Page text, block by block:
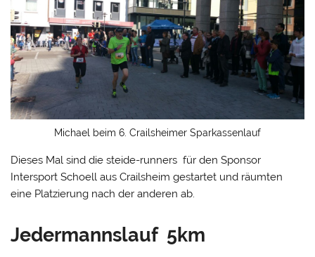
Michael beim 6. Crailsheimer Sparkassenlauf
Dieses Mal sind die steide-runners für den Sponsor
Intersport Schoell aus Crailsheim gestartet und räumten
eine Platzierung nach der anderen ab.
Jedermannslauf 5km